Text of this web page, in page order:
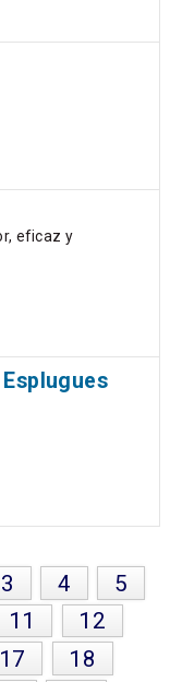
eficaz y
3 4
5
11
12
17
18